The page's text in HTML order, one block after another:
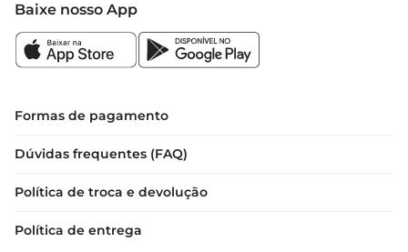
Baixe nosso App
Formas de pagamento
Dúvidas frequentes (FAQ)
Política de troca e devolução
Política de entrega